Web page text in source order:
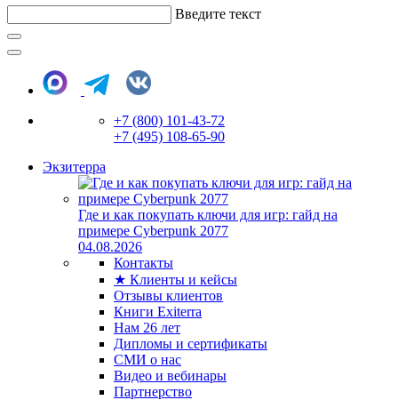
Введите текст
+7 (800) 101-43-72
+7 (495) 108-65-90
Экзитерра
Где и как покупать ключи для игр: гайд на
примере Cyberpunk 2077
04.08.2026
Контакты
★ Клиенты и кейсы
Отзывы клиентов
Книги Exiterra
Нам 26 лет
Дипломы и сертификаты
СМИ о нас
Видео и вебинары
Партнерство